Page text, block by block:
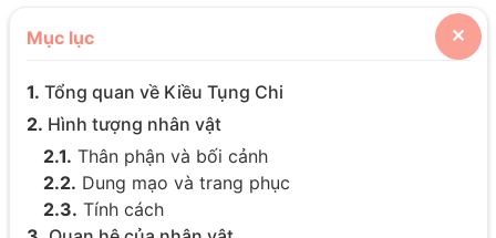
✕
Mục lục
1. Tổng quan về Kiều Tụng Chi
2. Hình tượng nhân vật
2.1. Thân phận và bối cảnh
2.2. Dung mạo và trang phục
2.3. Tính cách